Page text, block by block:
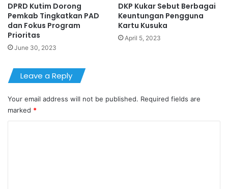
DPRD Kutim Dorong
Pemkab Tingkatkan PAD
dan Fokus Program
Prioritas
June 30, 2023
DKP Kukar Sebut Berbagai
Keuntungan Pengguna
Kartu Kusuka
April 5, 2023
Leave a Reply
Your email address will not be published. Required fields are
marked *